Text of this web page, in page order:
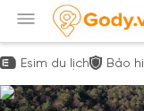
Esim du lịch Bảo